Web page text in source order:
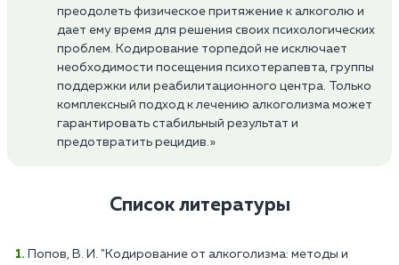
преодолеть физическое притяжение к алкоголю и
дает ему время для решения своих психологических
проблем. Кодирование торпедой не исключает
необходимости посещения психотерапевта, группы
поддержки или реабилитационного центра. Только
комплексный подход к лечению алкоголизма может
гарантировать стабильный результат и
предотвратить рецидив.»
Список литературы
Попов, В. И. "Кодирование от алкоголизма: методы и